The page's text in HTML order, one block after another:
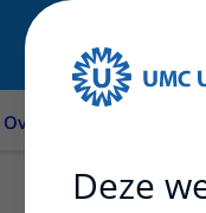
Over ons
Deze